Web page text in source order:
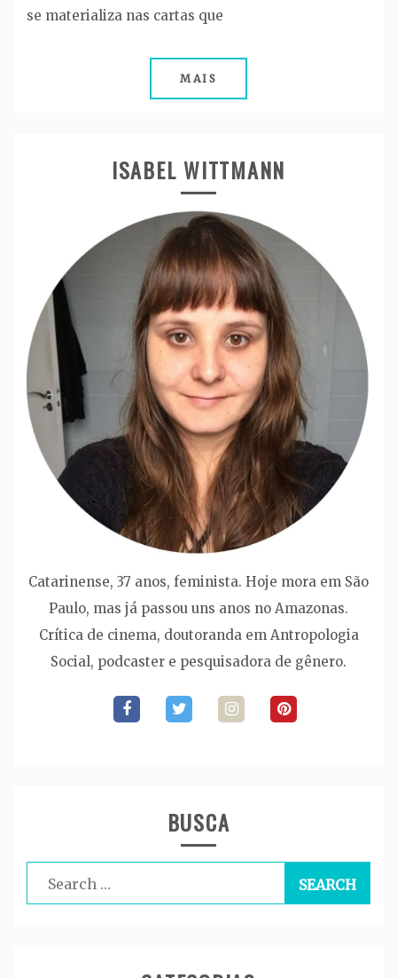
se materializa nas cartas que
MAIS
ISABEL WITTMANN
Catarinense, 37 anos, feminista. Hoje mora em São
Paulo, mas já passou uns anos no Amazonas.
Crítica de cinema, doutoranda em Antropologia
Social, podcaster e pesquisadora de gênero.
BUSCA
for: